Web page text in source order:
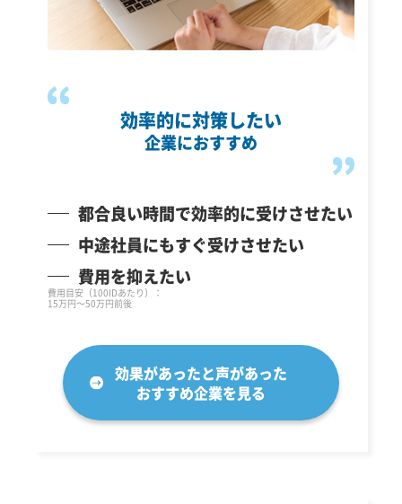
効率的に対策したい
企業におすすめ
都合良い時間で効率的に受けさせたい
中途社員にもすぐ受けさせたい
費用を抑えたい
費用目安（100IDあたり）：
15万円～50万円前後
効果があったと声があった
おすすめ企業を見る